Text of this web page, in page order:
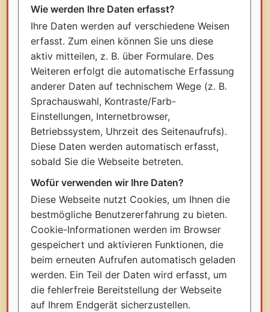
Wie werden Ihre Daten erfasst?
Ihre Daten werden auf verschiedene Weisen
erfasst. Zum einen können Sie uns diese
aktiv mitteilen, z. B. über Formulare. Des
Weiteren erfolgt die automatische Erfassung
anderer Daten auf technischem Wege (z. B.
Sprachauswahl, Kontraste/Farb-
Einstellungen, Internetbrowser,
Betriebssystem, Uhrzeit des Seitenaufrufs).
Diese Daten werden automatisch erfasst,
sobald Sie die Webseite betreten.
Wofür verwenden wir Ihre Daten?
Diese Webseite nutzt Cookies, um Ihnen die
bestmögliche Benutzererfahrung zu bieten.
Cookie-Informationen werden im Browser
gespeichert und aktivieren Funktionen, die
beim erneuten Aufrufen automatisch geladen
werden. Ein Teil der Daten wird erfasst, um
die fehlerfreie Bereitstellung der Webseite
auf Ihrem Endgerät sicherzustellen.